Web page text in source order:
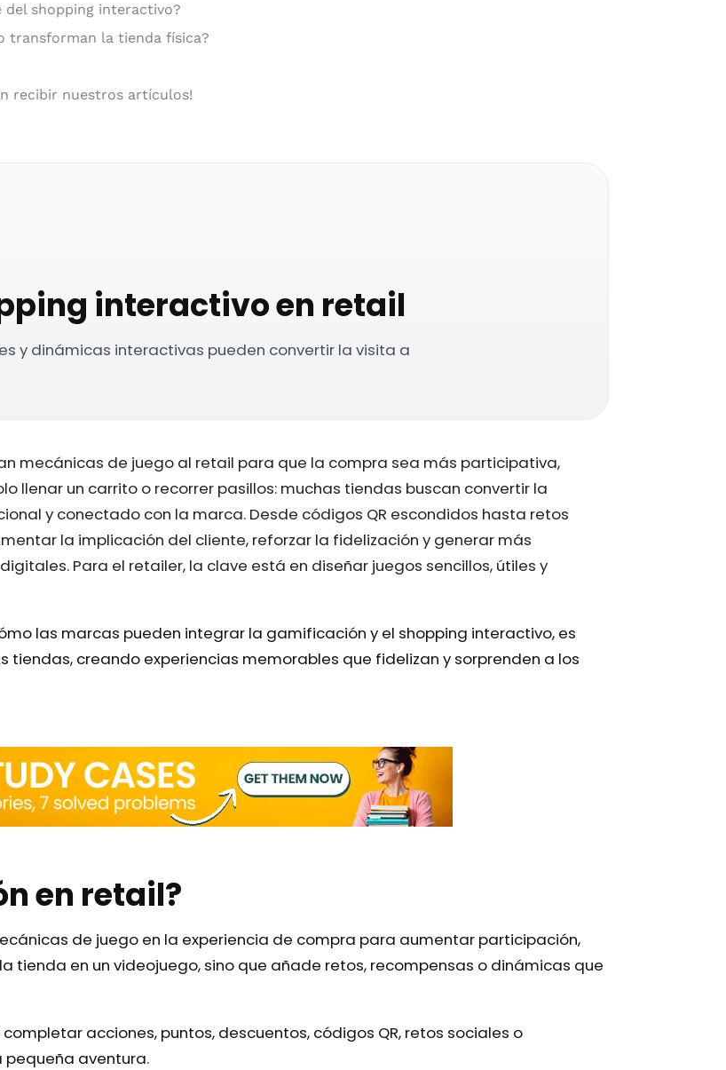
shopping interactivo?
transforman la tienda física?
recibir nuestros artículos!
interactivo en retail
y dinámicas interactivas pueden convertir la visita a
mecánicas de juego al retail para que la compra sea más participativa,
llenar un carrito o recorrer pasillos: muchas tiendas buscan convertir la
y conectado con la marca. Desde códigos QR escondidos hasta retos
la implicación del cliente, reforzar la fidelización y generar más
Para el retailer, la clave está en diseñar juegos sencillos, útiles y
las marcas pueden integrar la gamificación y el shopping interactivo, es
tiendas, creando experiencias memorables que fidelizan y sorprenden a los
en retail?
de juego en la experiencia de compra para aumentar participación,
tienda en un videojuego, sino que añade retos, recompensas o dinámicas que
acciones, puntos, descuentos, códigos QR, retos sociales o
pequeña aventura.